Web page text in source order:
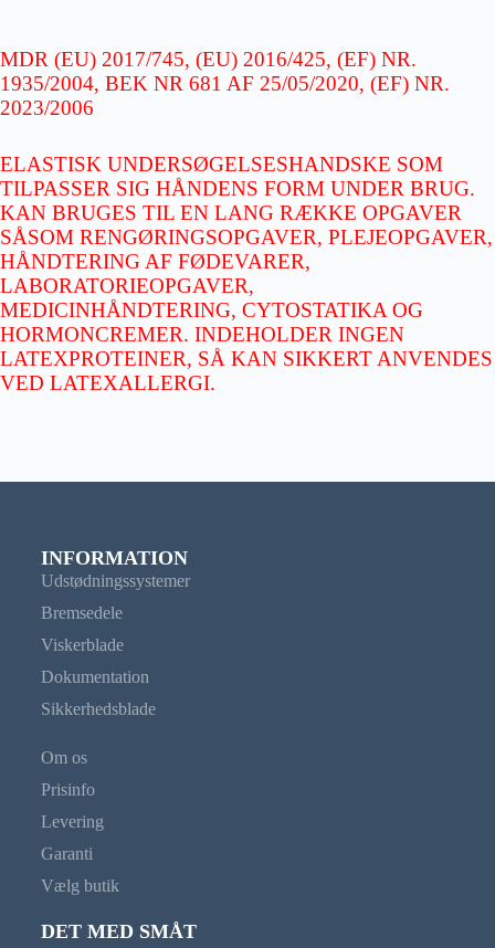
MDR (EU) 2017/745, (EU) 2016/425, (EF) NR.
1935/2004, BEK NR 681 AF 25/05/2020, (EF) NR.
2023/2006
ELASTISK UNDERSØGELSESHANDSKE SOM
TILPASSER SIG HÅNDENS FORM UNDER BRUG.
KAN BRUGES TIL EN LANG RÆKKE OPGAVER
SÅSOM RENGØRINGSOPGAVER, PLEJEOPGAVER,
HÅNDTERING AF FØDEVARER,
LABORATORIEOPGAVER,
MEDICINHÅNDTERING, CYTOSTATIKA OG
HORMONCREMER. INDEHOLDER INGEN
LATEXPROTEINER, SÅ KAN SIKKERT ANVENDES
VED LATEXALLERGI.
INFORMATION
Udstødningssystemer
Bremsedele
Viskerblade
Dokumentation
Sikkerhedsblade
Om os
Prisinfo
Levering
Garanti
Vælg butik
DET MED SMÅT